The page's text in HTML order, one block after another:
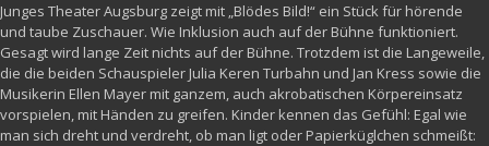
Junges Theater Augsburg zeigt mit „Blödes Bild!“ ein Stück für hörende
und taube Zuschauer. Wie Inklusion auch auf der Bühne funktioniert.
Gesagt wird lange Zeit nichts auf der Bühne. Trotzdem ist die Langeweile,
die die beiden Schauspieler Julia Keren Turbahn und Jan Kress sowie die
Musikerin Ellen Mayer mit ganzem, auch akrobatischen Körpereinsatz
vorspielen, mit Händen zu greifen. Kinder kennen das Gefühl: Egal wie
man sich dreht und verdreht, ob man ligt oder Papierküglchen schmeißt: